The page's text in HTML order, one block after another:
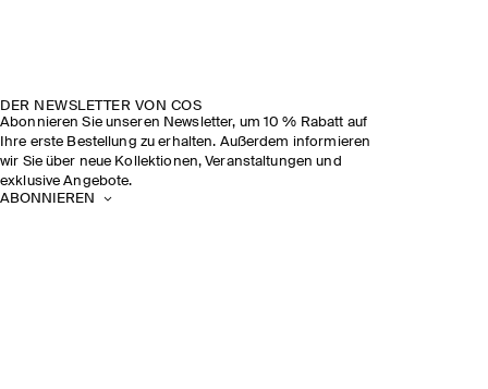
DER NEWSLETTER VON COS
Abonnieren Sie unseren Newsletter, um 10 % Rabatt auf
Ihre erste Bestellung zu erhalten. Außerdem informieren
wir Sie über neue Kollektionen, Veranstaltungen und
exklusive Angebote.
ABONNIEREN